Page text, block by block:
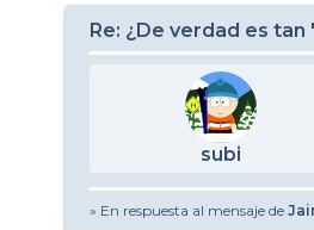
Re: ¿De verdad es
subi
» En respuesta al mensaje de